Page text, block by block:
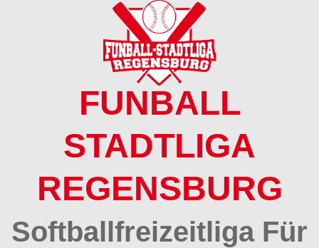
FUNBALL
STADTLIGA
REGENSBURG
Softballfreizeitliga Für